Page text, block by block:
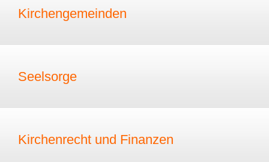
Kirchengemeinden
Seelsorge
Kirchenrecht und Finanzen